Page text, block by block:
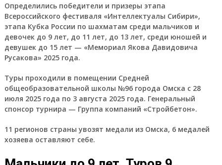
Определились победители и призеры этапа
Всероссийского фестиваля «Интеллектуалы Сибири»,
этапа Кубка России по шахматам среди мальчиков и
девочек до 9 лет, до 11 лет, до 13 лет, среди юношей и
девушек до 15 лет — «Мемориал Якова Давидовича
Русакова» 2025 года.
Туры проходили в помещении Средней
общеобразовательной школы №96 города Омска с 28
июля 2025 года по 3 августа 2025 года. Генеральный
спонсор турнира — Группа компаний «Стройбетон».
11 регионов страны увозят медали из Омска, 6 медалей
хозяева оставляют себе.